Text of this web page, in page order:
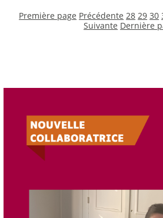
Première page Précédente 28 29 30
Suivante Dernière